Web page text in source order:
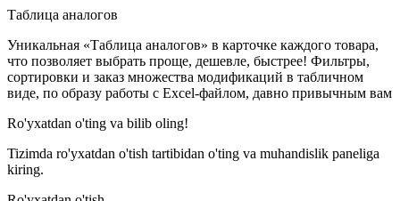
Таблица аналогов
Уникальная «Таблица аналогов» в карточке каждого товара,
что позволяет выбрать проще, дешевле, быстрее! Фильтры,
сортировки и заказ множества модификаций в табличном
виде, по образу работы с Excel-файлом, давно привычным вам
Ro'yxatdan o'ting va bilib oling!
Tizimda ro'yxatdan o'tish tartibidan o'ting va muhandislik paneliga
kiring.